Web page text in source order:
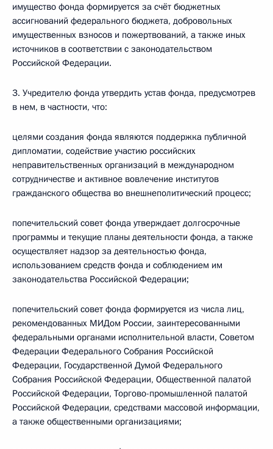
имущество фонда формируется за счёт бюджетных
ассигнований федерального бюджета, добровольных
имущественных взносов и пожертвований, а также иных
источников в соответствии с законодательством
Российской Федерации.
3. Учредителю фонда утвердить устав фонда, предусмотрев
в нем, в частности, что:
целями создания фонда являются поддержка публичной
дипломатии, содействие участию российских
неправительственных организаций в международном
сотрудничестве и активное вовлечение институтов
гражданского общества во внешнеполитический процесс;
попечительский совет фонда утверждает долгосрочные
программы и текущие планы деятельности фонда, а также
осуществляет надзор за деятельностью фонда,
использованием средств фонда и соблюдением им
законодательства Российской Федерации;
попечительский совет фонда формируется из числа лиц,
рекомендованных МИДом России, заинтересованными
федеральными органами исполнительной власти, Советом
Федерации Федерального Собрания Российской
Федерации, Государственной Думой Федерального
Собрания Российской Федерации, Общественной палатой
Российской Федерации, Торгово-промышленной палатой
Российской Федерации, средствами массовой информации,
а также общественными организациями;